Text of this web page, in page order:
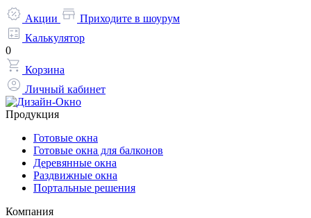
Акции
Приходите в шоурум
Калькулятор
0
Корзина
Личный кабинет
Продукция
Готовые окна
Готовые окна для балконов
Деревянные окна
Раздвижные окна
Портальные решения
Компания